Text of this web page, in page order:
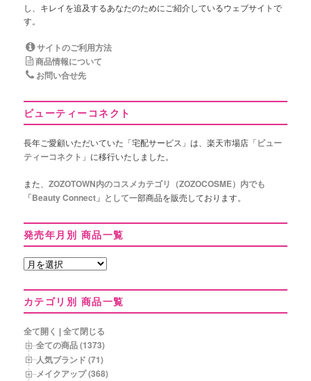
し、キレイを追及するあなたのためにご紹介しているウェブサイトで
す。
サイトのご利用方法
商品情報について
お問い合せ先
ビューティーコネクト
長年ご愛顧いただいていた「宅配サービス」は、楽天市場店「ビュー
ティーコネクト 」に移行いたしました。
また、ZOZOTOWN内のコスメカテゴリ（ZOZOCOSME）内でも
「Beauty Connect」として一部商品を販売しております。
発売年月別 商品一覧
発
年
月
別
商
品
一
覧
カテゴリ別 商品一覧
全て開く |全て閉じる
全ての商品 (1373)
人気ブランド (71)
メイクアップ (368)